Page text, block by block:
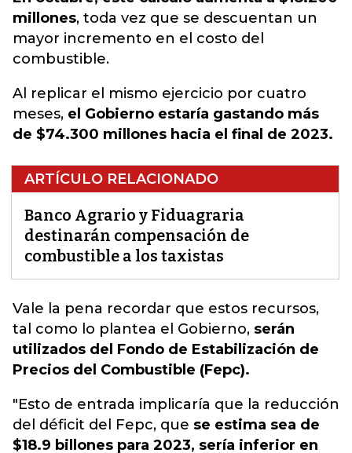
millones, toda vez que se descuentan un
mayor incremento en el costo del
combustible.
Al replicar el mismo ejercicio por cuatro
meses, el Gobierno estaría gastando más
de $74.300 millones hacia el final de 2023.
ARTÍCULO RELACIONADO
Banco Agrario y Fiduagraria
destinarán compensación de
combustible a los taxistas
Vale la pena recordar que estos recursos,
tal como lo plantea el Gobierno, serán
utilizados del Fondo de Estabilización de
Precios del Combustible (Fepc).
"Esto de entrada implicaría que la reducción
del déficit del Fepc, que se estima sea de
$18.9 billones para 2023, sería inferior en